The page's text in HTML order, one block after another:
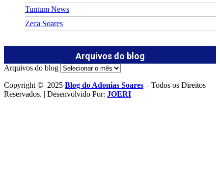
Tuntum News
Zeca Soares
Arquivos do blog
Arquivos do blog
Copyright © 2025 Blog do Adonias Soares – Todos os Direitos
Reservados. | Desenvolvido Por: JOERI